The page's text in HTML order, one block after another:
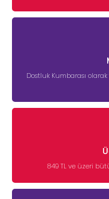
Dostluk Kumbarası
849 TL ve üzeri